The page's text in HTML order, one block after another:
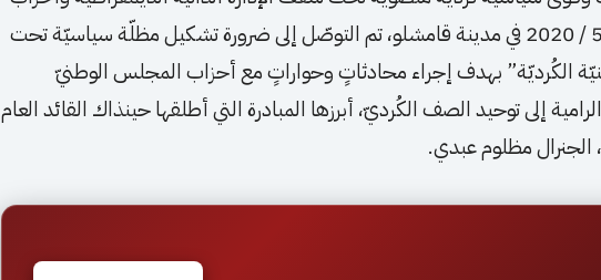
أخرى خارجها بتاريخ 18 / 5 / 2020 في مدينة قامشلو، تم التوصّل إلى ضرورة تشكيل مظلّة سياسيّة تحت
الكُرديّة” بهدف إجراء محادثاتٍ وحواراتٍ مع أحزاب المجلس الوطنيّ
إلى توحيد الصف الكُرديّ، أبرزها المبادرة التي أطلقها حينذاك القائد العام
الجنرال مظلوم عبدي.